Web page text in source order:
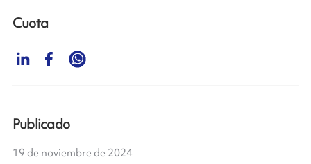
Cuota
Publicado
19 de noviembre de 2024